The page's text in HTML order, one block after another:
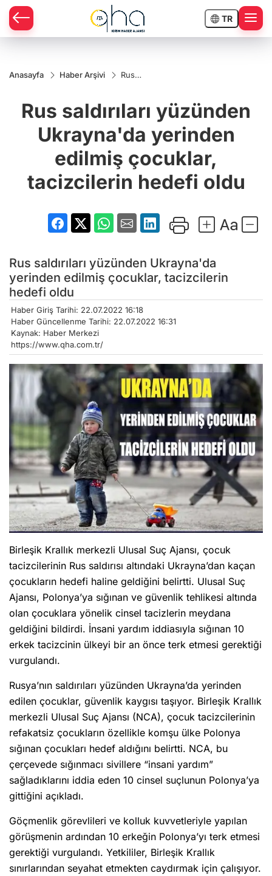
TR
Anasayfa Haber Arşivi
Rus
Ukrayna'da
yerinden
çocuklar,
tacizcilerin
hedefi
oldu
Rus saldırıları yüzünden
Ukrayna'da yerinden
edilmiş çocuklar,
tacizcilerin hedefi oldu
Rus saldırıları yüzünden Ukrayna'da
yerinden edilmiş çocuklar, tacizcilerin
hedefi oldu
Haber Giriş Tarihi: 22.07.2022 16:18
Haber Güncellenme Tarihi: 22.07.2022 16:31
Kaynak: Haber Merkezi
https://www.qha.com.tr/
Birleşik Krallık merkezli Ulusal Suç Ajansı, çocuk
tacizcilerinin Rus saldırısı altındaki Ukrayna’dan kaçan
çocukların hedefi haline geldiğini belirtti. Ulusal Suç
Ajansı, Polonya’ya sığınan ve güvenlik tehlikesi altında
olan çocuklara yönelik cinsel tacizlerin meydana
geldiğini bildirdi. İnsani yardım iddiasıyla sığınan 10
erkek tacizcinin ülkeyi bir an önce terk etmesi gerektiği
vurgulandı.
Rusya’nın saldırıları yüzünden Ukrayna’da yerinden
edilen çocuklar, güvenlik kaygısı taşıyor. Birleşik Krallık
merkezli Ulusal Suç Ajansı (NCA), çocuk tacizcilerinin
refakatsiz çocukların özellikle komşu ülke Polonya
sığınan çocukları hedef aldığını belirtti. NCA, bu
çerçevede sığınmacı sivillere “insani yardım”
sağladıklarını iddia eden 10 cinsel suçlunun Polonya’ya
gittiğini açıkladı.
Göçmenlik görevlileri ve kolluk kuvvetleriyle yapılan
görüşmenin ardından 10 erkeğin Polonya’yı terk etmesi
gerektiği vurgulandı. Yetkililer, Birleşik Krallık
sınırlarından seyahat etmekten caydırmak için çalışıyor.